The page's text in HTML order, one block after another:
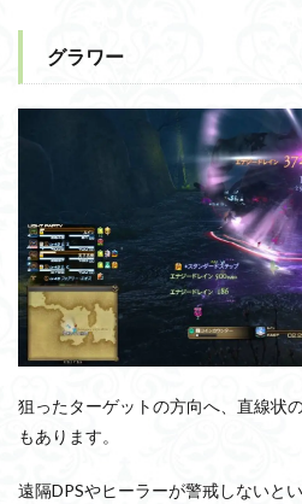
グラワー
狙ったターゲットの方向へ、直線状
もあります。
遠隔DPSやヒーラーが警戒しないと